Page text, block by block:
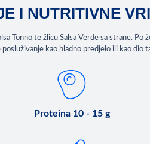
I NUTRITIVNE
Tonno te žlicu Salsa Verde sa strane.
posluživanje kao hladno predjelo ili kao dio
Proteina 10 - 15 g